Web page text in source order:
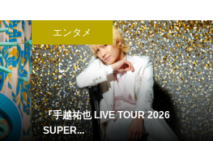
エンタメ
『手越祐也 LIVE TOUR 2026
SUPER...